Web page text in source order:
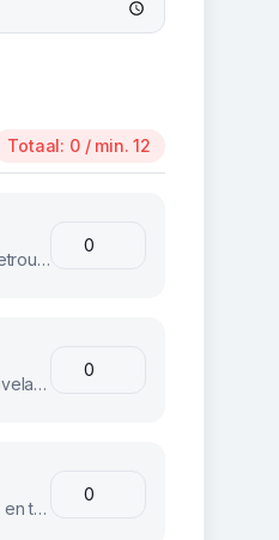
Totaal: 0/ min. 12
Klassieke stadsfietsen, perfect voor groepsuitjes en bedrijfsevents. Betrouwbaar en comfortabel voor iedereen.
E-bikes voor moeiteloos fietsen. Ideaal voor langere afstanden of heuvelachtig terrein.
Stoere fatbikes voor avontuurlijke groepen. Geschikt voor strand, bos en terrein.